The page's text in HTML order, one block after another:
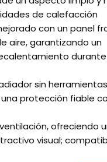
de calefacción
con un panel
aire, garantizando un
sin
protección fiable
ofreciendo
visual;